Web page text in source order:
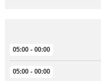
00:00 - 05:00
00:00 - 05:00